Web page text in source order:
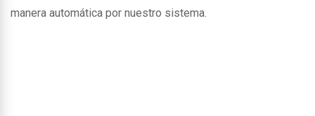
manera automática por nuestro sistema.